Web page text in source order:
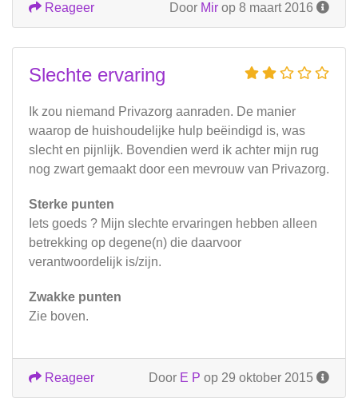
Door Mir op 8 maart 2016
Reageer
Slechte ervaring
Ik zou niemand Privazorg aanraden. De manier
waarop de huishoudelijke hulp beëindigd is, was
slecht en pijnlijk. Bovendien werd ik achter mijn rug
nog zwart gemaakt door een mevrouw van Privazorg.
Sterke punten
Iets goeds ? Mijn slechte ervaringen hebben alleen
betrekking op degene(n) die daarvoor
verantwoordelijk is/zijn.
Zwakke punten
Zie boven.
Door E P op 29 oktober 2015
Reageer